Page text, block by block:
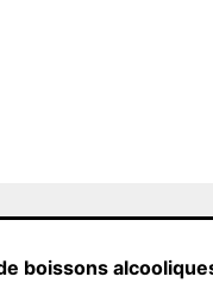
boissons